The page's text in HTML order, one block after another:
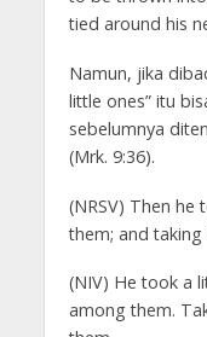
tied around his
Namun, jika
little ones” itu
sebelumnya
(Mrk. 9:36).
(NRSV) Then
them; and
(NIV) He took a
among them.